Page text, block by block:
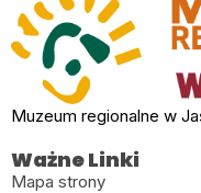
Muzeum regionalne w
Ważne Linki
Mapa strony